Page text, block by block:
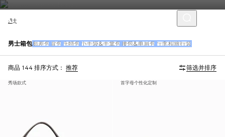
男士
男士箱包邮差包 背包 托特包 小手袋&手拿包 腰包&单肩包 行李和旅行袋
商品 144 排序方式： 推荐 筛选并排序
秀场款式 首字母个性化定制